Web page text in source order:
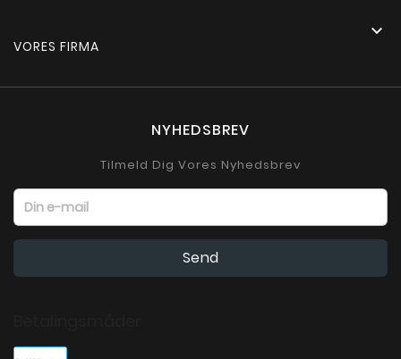
VORES FIRMA

NYHEDSBREV
Tilmeld Dig Vores Nyhedsbrev